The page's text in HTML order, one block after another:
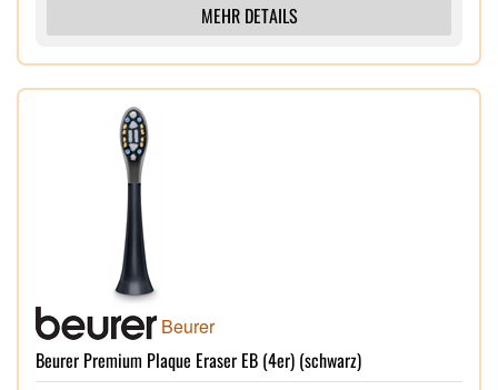
MEHR DETAILS
Beurer
Beurer Premium Plaque Eraser EB (4er) (schwarz)